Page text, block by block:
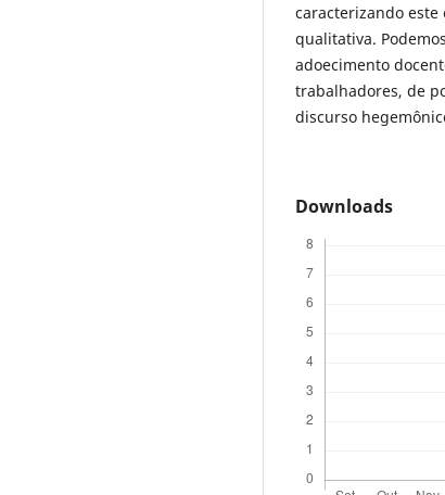
caracterizando
qualitativa.
adoecimento
trabalhadores, de
discurso
Downloads